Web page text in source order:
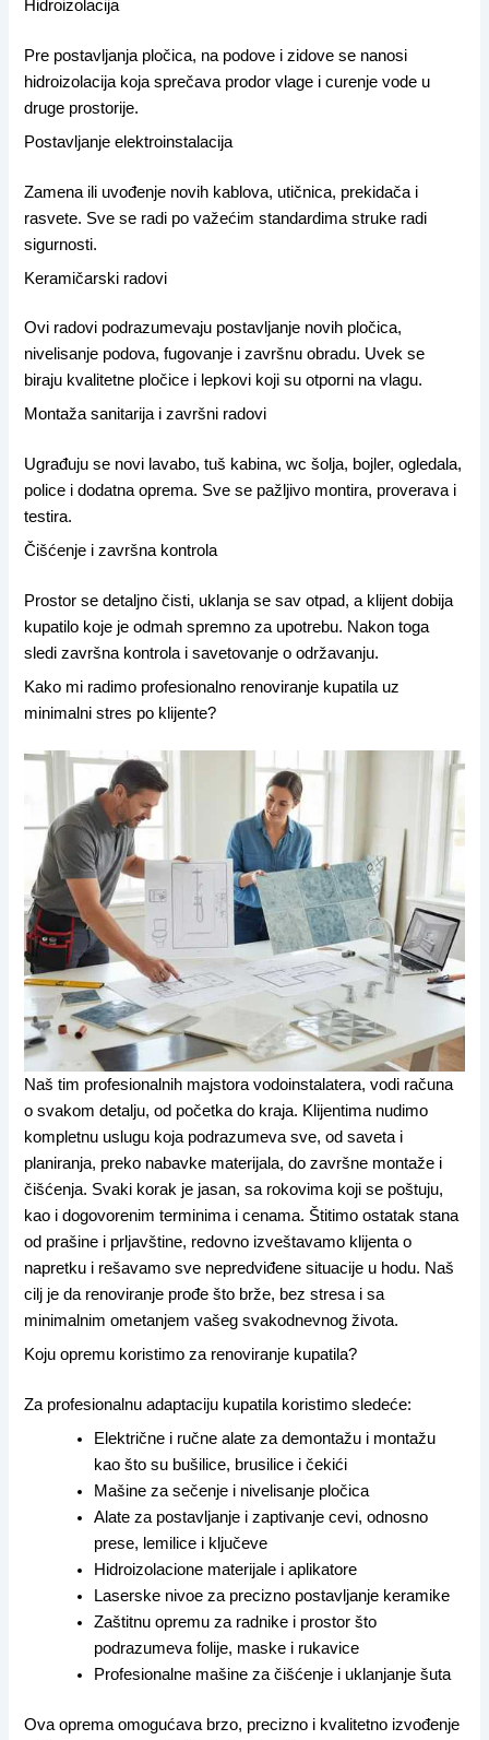
Hidroizolacija
Pre postavljanja pločica, na podove i zidove se nanosi
hidroizolacija koja sprečava prodor vlage i curenje vode u
druge prostorije.
Postavljanje elektroinstalacija
Zamena ili uvođenje novih kablova, utičnica, prekidača i
rasvete. Sve se radi po važećim standardima struke radi
sigurnosti.
Keramičarski radovi
Ovi radovi podrazumevaju postavljanje novih pločica,
nivelisanje podova, fugovanje i završnu obradu. Uvek se
biraju kvalitetne pločice i lepkovi koji su otporni na vlagu.
Montaža sanitarija i završni radovi
Ugrađuju se novi lavabo, tuš kabina, wc šolja, bojler, ogledala,
police i dodatna oprema. Sve se pažljivo montira, proverava i
testira.
Čišćenje i završna kontrola
Prostor se detaljno čisti, uklanja se sav otpad, a klijent dobija
kupatilo koje je odmah spremno za upotrebu. Nakon toga
sledi završna kontrola i savetovanje o održavanju.
Kako mi radimo profesionalno renoviranje kupatila uz
minimalni stres po klijente?
Naš tim profesionalnih majstora vodoinstalatera, vodi računa
o svakom detalju, od početka do kraja. Klijentima nudimo
kompletnu uslugu koja podrazumeva sve, od saveta i
planiranja, preko nabavke materijala, do završne montaže i
čišćenja. Svaki korak je jasan, sa rokovima koji se poštuju,
kao i dogovorenim terminima i cenama. Štitimo ostatak stana
od prašine i prljavštine, redovno izveštavamo klijenta o
napretku i rešavamo sve nepredviđene situacije u hodu. Naš
cilj je da renoviranje prođe što brže, bez stresa i sa
minimalnim ometanjem vašeg svakodnevnog života.
Koju opremu koristimo za renoviranje kupatila?
Za profesionalnu adaptaciju kupatila koristimo sledeće:
Električne i ručne alate za demontažu i montažu
kao što su bušilice, brusilice i čekići
Mašine za sečenje i nivelisanje pločica
Alate za postavljanje i zaptivanje cevi, odnosno
prese, lemilice i ključeve
Hidroizolacione materijale i aplikatore
Laserske nivoe za precizno postavljanje keramike
Zaštitnu opremu za radnike i prostor što
podrazumeva folije, maske i rukavice
Profesionalne mašine za čišćenje i uklanjanje šuta
Ova oprema omogućava brzo, precizno i kvalitetno izvođenje